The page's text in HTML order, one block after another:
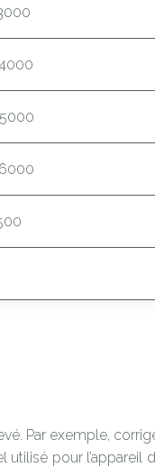
Par exemple,
pour l’appareil